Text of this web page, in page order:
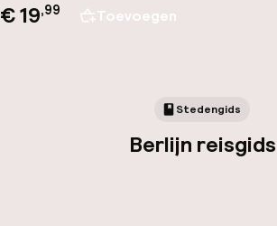
€ 19,99 Toevoegen
Stedengids
Berlijn reisgids